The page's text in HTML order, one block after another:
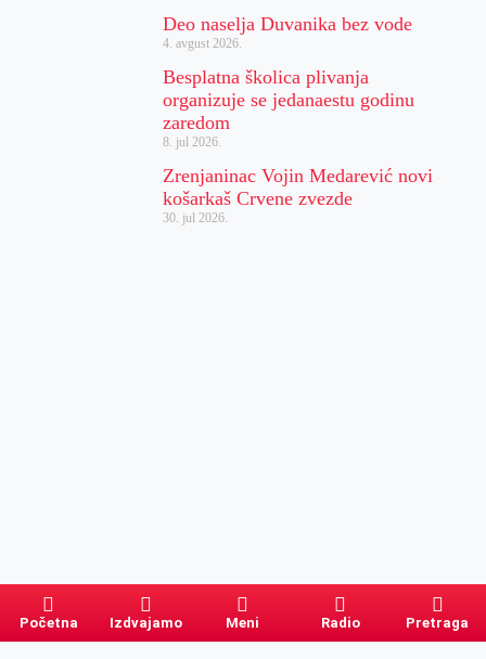
Deo naselja Duvanika bez vode
4. avgust 2026.
Besplatna školica plivanja
organizuje se jedanaestu godinu
zaredom
8. jul 2026.
Zrenjaninac Vojin Medarević novi
košarkaš Crvene zvezde
30. jul 2026.
Početna Izdvajamo Meni Radio Pretraga